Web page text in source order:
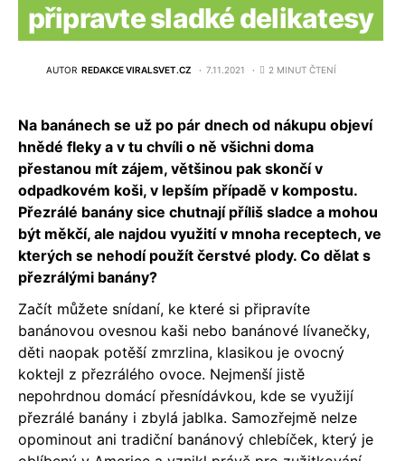
připravte sladké delikatesy
AUTOR REDAKCE VIRALSVET.CZ 7.11.2021 2 MINUT ČTENÍ
Na banánech se už po pár dnech od nákupu objeví
hnědé fleky a v tu chvíli o ně všichni doma
přestanou mít zájem, většinou pak skončí v
odpadkovém koši, v lepším případě v kompostu.
Přezrálé banány sice chutnají příliš sladce a mohou
být měkčí, ale najdou využití v mnoha receptech, ve
kterých se nehodí použít čerstvé plody. Co dělat s
přezrálými banány?
Začít můžete snídaní, ke které si připravíte
banánovou ovesnou kaši nebo banánové lívanečky,
děti naopak potěší zmrzlina, klasikou je ovocný
koktejl z přezrálého ovoce. Nejmenší jistě
nepohrdnou domácí přesnídávkou, kde se využijí
přezrálé banány i zbylá jablka. Samozřejmě nelze
opominout ani tradiční banánový chlebíček, který je